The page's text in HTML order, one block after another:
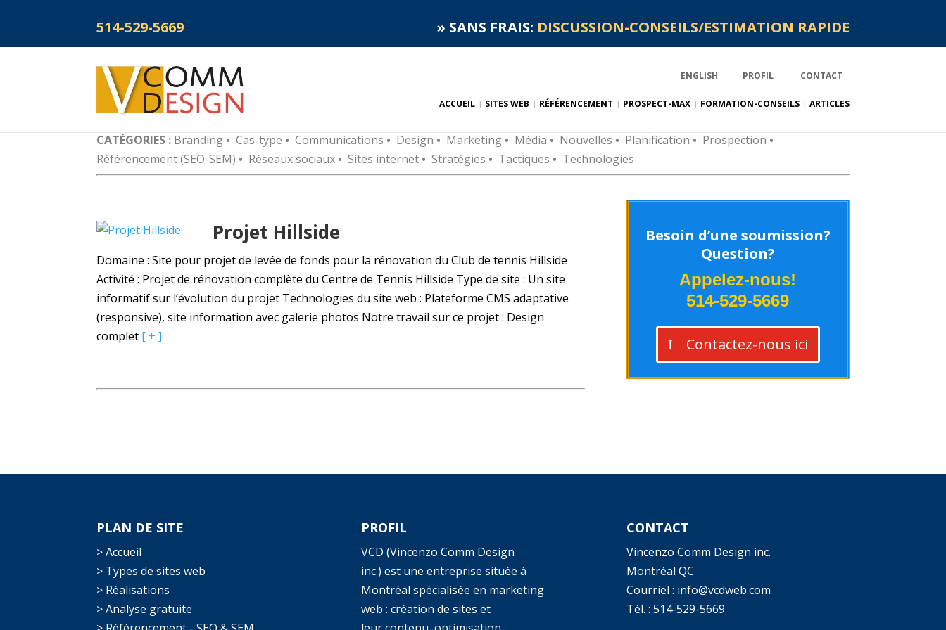
514-529-5669 » SANS FRAIS: DISCUSSION-CONSEILS/ESTIMATION RAPIDE
ENGLISH PROFIL CONTACT
ACCUEIL SITES WEB RÉFÉRENCEMENT PROSPECT-MAX FORMATION-CONSEILS ARTICLES
CATÉGORIES : Branding • Cas-type • Communications • Design • Marketing • Média • Nouvelles • Planification • Prospection •
Référencement (SEO-SEM) • Réseaux sociaux • Sites internet • Stratégies • Tactiques • Technologies
Projet Hillside
Domaine : Site pour projet de levée de fonds pour la rénovation du Club de tennis Hillside
Activité : Projet de rénovation complète du Centre de Tennis Hillside Type de site : Un site
informatif sur l’évolution du projet Technologies du site web : Plateforme CMS adaptative
(responsive), site information avec galerie photos Notre travail sur ce projet : Design
complet [ + ]
Besoin d’une soumission?
Question?
Appelez-nous!
514-529-5669
Contactez-nous ici
PLAN DE SITE
> Accueil
> Types de sites web
> Réalisations
> Analyse gratuite
PROFIL
VCD (Vincenzo Comm Design
inc.) est une entreprise située à
Montréal spécialisée en marketing
web : création de sites et
CONTACT
Vincenzo Comm Design inc.
Montréal QC
Courriel : info@vcdweb.com
Tél. : 514-529-5669